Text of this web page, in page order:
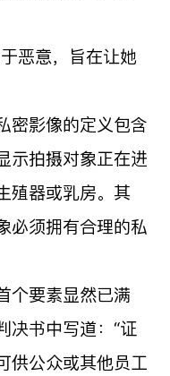
恶意，旨在让她
密影像的定义包含
示拍摄对象正在进
殖器或乳房。其
必须拥有合理的私
个要素显然已满
决书中写道：“证
供公众或其他员工